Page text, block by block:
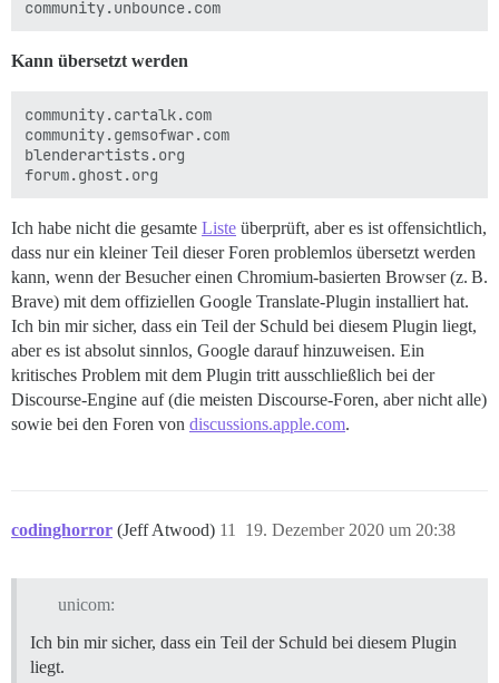
Kann übersetzt werden
community.cartalk.com
community.gemsofwar.com
blenderartists.org
Ich habe nicht die gesamte Liste überprüft, aber es ist offensichtlich,
dass nur ein kleiner Teil dieser Foren problemlos übersetzt werden
kann, wenn der Besucher einen Chromium-basierten Browser (z. B.
Brave) mit dem offiziellen Google Translate-Plugin installiert hat.
Ich bin mir sicher, dass ein Teil der Schuld bei diesem Plugin liegt,
aber es ist absolut sinnlos, Google darauf hinzuweisen. Ein
kritisches Problem mit dem Plugin tritt ausschließlich bei der
Discourse-Engine auf (die meisten Discourse-Foren, aber nicht alle)
sowie bei den Foren von discussions.apple.com.
codinghorror (Jeff Atwood) 19. Dezember 2020 um 20:38
11
unicom:
Ich bin mir sicher, dass ein Teil der Schuld bei diesem Plugin
liegt.